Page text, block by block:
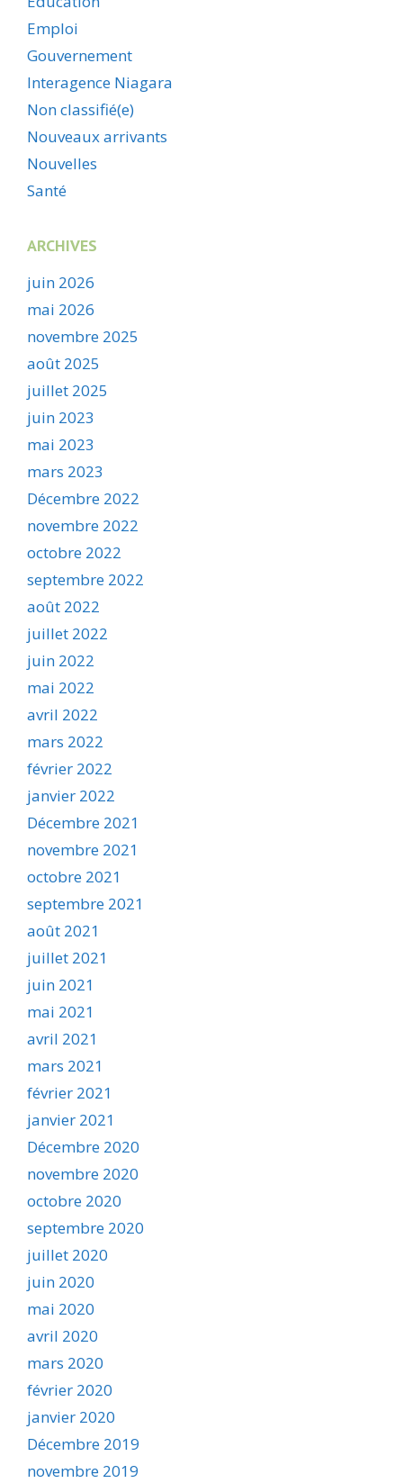
Emploi
Gouvernement
Interagence Niagara
Non classifié(e)
Nouveaux arrivants
Nouvelles
Santé
ARCHIVES
juin 2026
mai 2026
novembre 2025
août 2025
juillet 2025
juin 2023
mai 2023
mars 2023
Décembre 2022
novembre 2022
octobre 2022
septembre 2022
août 2022
juillet 2022
juin 2022
mai 2022
avril 2022
mars 2022
février 2022
janvier 2022
Décembre 2021
novembre 2021
octobre 2021
septembre 2021
août 2021
juillet 2021
juin 2021
mai 2021
avril 2021
mars 2021
février 2021
janvier 2021
Décembre 2020
novembre 2020
octobre 2020
septembre 2020
juillet 2020
juin 2020
mai 2020
avril 2020
mars 2020
février 2020
janvier 2020
Décembre 2019
novembre 2019